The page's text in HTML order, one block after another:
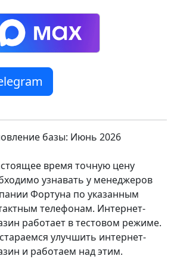
[2]
[1]
[5]
[418]
[1]
[80]
[1]
[21]
[1]
[1]
базы: Июнь 2026
время точную цену
узнавать у менеджеров
Фортуна по указанным
телефонам. Интернет-
работает в тестовом режиме.
улучшить интернет-
и работаем над этим.